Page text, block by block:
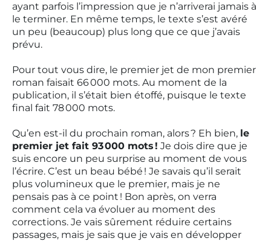
ayant parfois l’impression que je n’arriverai jamais à
le terminer. En même temps, le texte s’est avéré
un peu (beaucoup) plus long que ce que j’avais
prévu.
Pour tout vous dire, le premier jet de mon premier
roman faisait 66 000 mots. Au moment de la
publication, il s’était bien étoffé, puisque le texte
final fait 78 000 mots.
Qu’en est-il du prochain roman, alors ? Eh bien, le
premier jet fait 93 000 mots ! Je dois dire que je
suis encore un peu surprise au moment de vous
l’écrire. C’est un beau bébé ! Je savais qu’il serait
plus volumineux que le premier, mais je ne
pensais pas à ce point ! Bon après, on verra
comment cela va évoluer au moment des
corrections. Je vais sûrement réduire certains
passages, mais je sais que je vais en développer